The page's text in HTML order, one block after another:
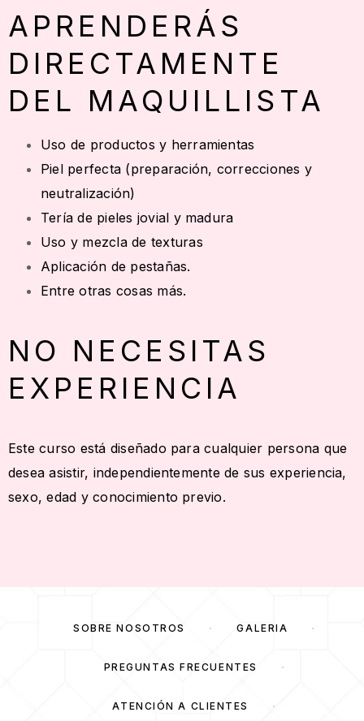
APRENDERÁS
DIRECTAMENTE
DEL MAQUILLISTA
Uso de productos y herramientas
Piel perfecta (preparación, correcciones y
neutralización)
Tería de pieles jovial y madura
Uso y mezcla de texturas
Aplicación de pestañas.
Entre otras cosas más.
NO NECESITAS
EXPERIENCIA
Este curso está diseñado para cualquier persona que
desea asistir, independientemente de sus experiencia,
sexo, edad y conocimiento previo.
SOBRE NOSOTROS GALERÍA
PREGUNTAS FRECUENTES
ATENCIÓN A CLIENTES